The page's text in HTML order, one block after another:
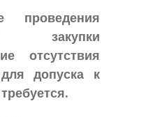
проведения
закупки
отсутствия
допуска к